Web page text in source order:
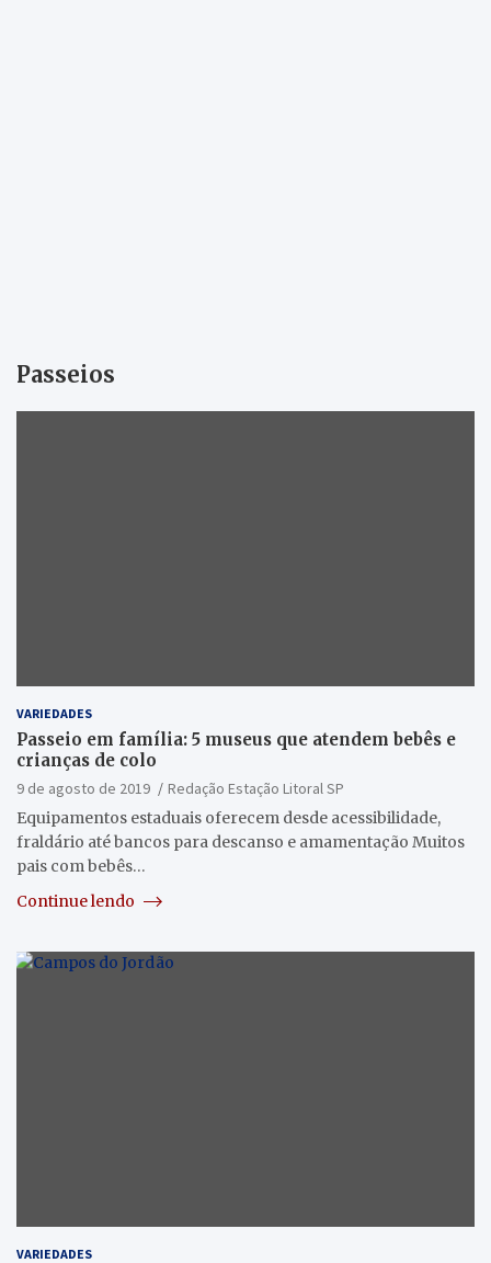
Passeios
VARIEDADES
Passeio em família: 5 museus que atendem bebês e
crianças de colo
9 de agosto de 2019
Redação Estação Litoral SP
Equipamentos estaduais oferecem desde acessibilidade,
fraldário até bancos para descanso e amamentação Muitos
pais com bebês…
Continue lendo
VARIEDADES